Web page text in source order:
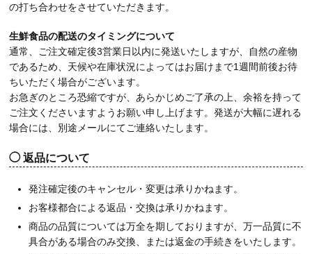
の打ち合わせをさせていただきます。
生鮮食品の配送のタイミングについて
通常、ご注文確定後3営業日以内に発送いたしますが、自然の産物
であるため、天候や在庫状況によってはお届けまで1週間前後お待
ちいただく場合がございます。
お急ぎのところ恐縮ですが、あらかじめご了承の上、余裕を持って
ご注文くださいますようお願い申し上げます。発送が大幅に遅れる
場合には、別途メールにてご連絡いたします。
返品について
発注確定後のキャンセル・変更は承りかねます。
お客様都合による返品・交換は承りかねます。
商品の品質については万全を期しておりますが、万一品質に不
具合がある場合のみ交換、または返金の手続きをいたします。